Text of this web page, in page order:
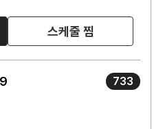
스케줄 찜
733